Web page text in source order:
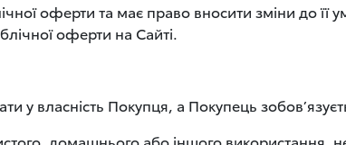
оферти та має право вносити зміни до
оферти на Сайті.
у власність Покупця, а Покупець